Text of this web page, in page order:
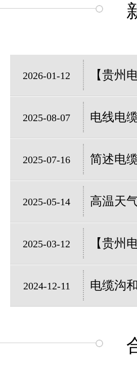
2026-01-12 【贵州
2025-08-07 电线电
2025-07-16 简述电
2025-05-14 高温天
2025-03-12 【贵州
2024-12-11 电缆沟